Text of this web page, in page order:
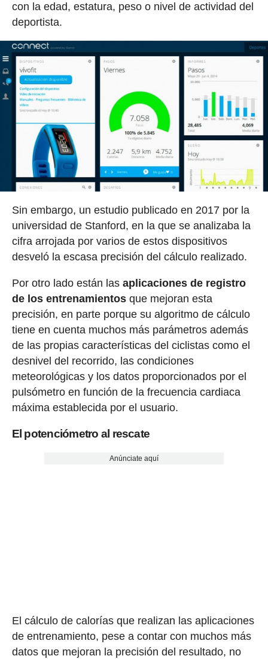
con la edad, estatura, peso o nivel de actividad del
deportista.
Sin embargo, un estudio publicado en 2017 por la
universidad de Stanford, en la que se analizaba la
cifra arrojada por varios de estos dispositivos
desveló la escasa precisión del cálculo realizado.
Por otro lado están las aplicaciones de registro
de los entrenamientosque mejoran esta
precisión, en parte porque su algoritmo de cálculo
tiene en cuenta muchos más parámetros además
de las propias características del ciclistas como el
desnivel del recorrido, las condiciones
meteorológicas y los datos proporcionados por el
pulsómetro en función de la frecuencia cardiaca
máxima establecida por el usuario.
El potenciómetro al rescate
Anúnciate aquí
El cálculo de calorías que realizan las aplicaciones
de entrenamiento, pese a contar con muchos más
datos que mejoran la precisión del resultado, no